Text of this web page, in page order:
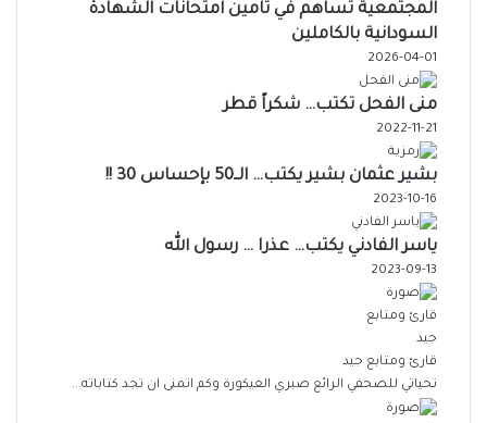
المجتمعية تساهم في تامين امتحانات الشهادة
السودانية بالكاملين
2026-04-01
منى الفحل تكتب… شكراً قطر
2022-11-21
بشير عثمان بشير يكتب… الــ50 بإحساس 30 !!
2023-10-16
ياسر الفادني يكتب… عذرا … رسول الله
2023-09-13
قارئ ومتابع جيد
تحياتي للصحفي الرائع صبري العيكورة وكم اتمنى ان تجد كتاباته...